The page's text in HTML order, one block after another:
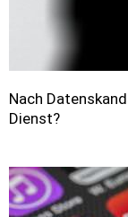
Nach
Dienst?